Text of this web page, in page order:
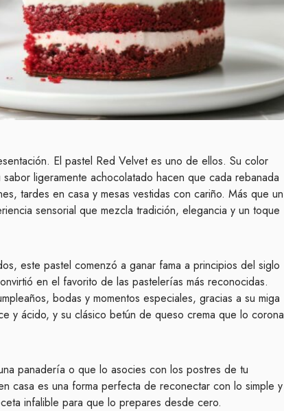
El pastel Red Velvet es uno de ellos. Su color
ligeramente achocolatado hacen que cada rebanada
tardes en casa y mesas vestidas con cariño. Más que un
sensorial que mezcla tradición, elegancia y un toque
este pastel comenzó a ganar fama a principios del siglo
en el favorito de las pastelerías más reconocidas.
bodas y momentos especiales, gracias a su miga
y ácido, y su clásico betún de queso crema que lo corona
panadería o que lo asocies con los postres de tu
casa es una forma perfecta de reconectar con lo simple y
infalible para que lo prepares desde cero.